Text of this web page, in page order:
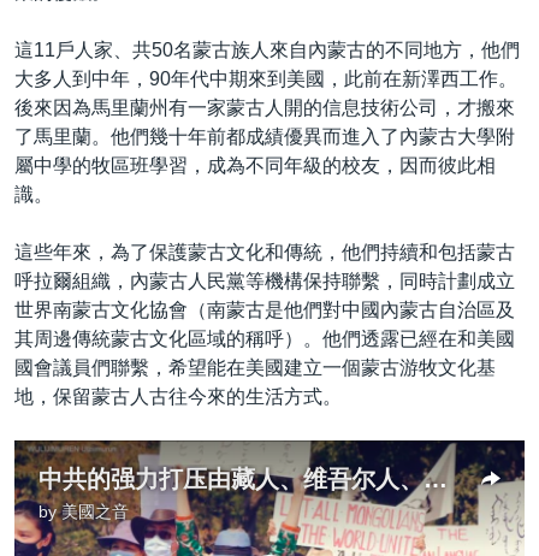
這11戶人家、共50名蒙古族人來自內蒙古的不同地方，他們
大多人到中年，90年代中期來到美國，此前在新澤西工作。
後來因為馬里蘭州有一家蒙古人開的信息技術公司，才搬來
了馬里蘭。他們幾十年前都成績優異而進入了內蒙古大學附
屬中學的牧區班學習，成為不同年級的校友，因而彼此相
識。
這些年來，為了保護蒙古文化和傳統，他們持續和包括蒙古
呼拉爾組織，內蒙古人民黨等機構保持聯繫，同時計劃成立
世界南蒙古文化協會（南蒙古是他們對中國內蒙古自治區及
其周邊傳統蒙古文化區域的稱呼）。他們透露已經在和美國
國會議員們聯繫，希望能在美國建立一個蒙古游牧文化基
地，保留蒙古人古往今來的生活方式。
中共的强力打压由藏人、维吾尔人、香港人相继承受，最新的受害者是蒙古人
by美國之音